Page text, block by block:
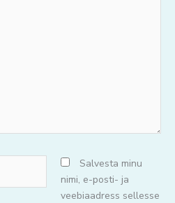
Salvesta minu
nimi, e-posti- ja
veebiaadress sellesse